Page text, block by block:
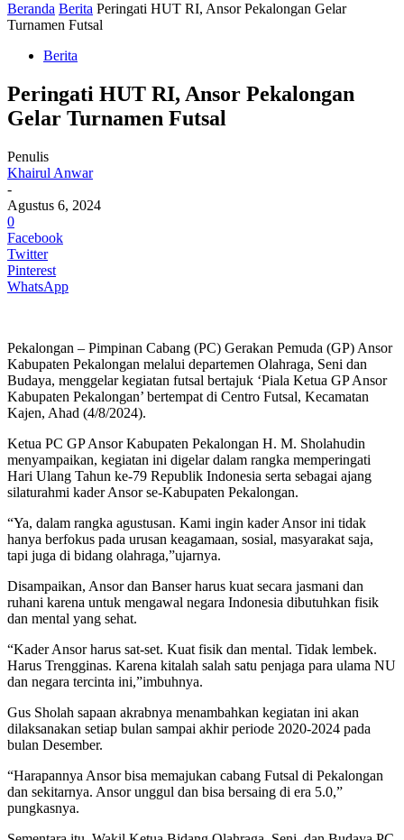
Beranda Berita Peringati HUT RI, Ansor Pekalongan Gelar
Turnamen Futsal
Berita
Peringati HUT RI, Ansor Pekalongan
Gelar Turnamen Futsal
Penulis
Khairul Anwar
-
Agustus 6, 2024
0
Facebook
Twitter
Pinterest
WhatsApp
Pekalongan – Pimpinan Cabang (PC) Gerakan Pemuda (GP) Ansor
Kabupaten Pekalongan melalui departemen Olahraga, Seni dan
Budaya, menggelar kegiatan futsal bertajuk ‘Piala Ketua GP Ansor
Kabupaten Pekalongan’ bertempat di Centro Futsal, Kecamatan
Kajen, Ahad (4/8/2024).
Ketua PC GP Ansor Kabupaten Pekalongan H. M. Sholahudin
menyampaikan, kegiatan ini digelar dalam rangka memperingati
Hari Ulang Tahun ke-79 Republik Indonesia serta sebagai ajang
silaturahmi kader Ansor se-Kabupaten Pekalongan.
“Ya, dalam rangka agustusan. Kami ingin kader Ansor ini tidak
hanya berfokus pada urusan keagamaan, sosial, masyarakat saja,
tapi juga di bidang olahraga,”ujarnya.
Disampaikan, Ansor dan Banser harus kuat secara jasmani dan
ruhani karena untuk mengawal negara Indonesia dibutuhkan fisik
dan mental yang sehat.
“Kader Ansor harus sat-set. Kuat fisik dan mental. Tidak lembek.
Harus Trengginas. Karena kitalah salah satu penjaga para ulama NU
dan negara tercinta ini,”imbuhnya.
Gus Sholah sapaan akrabnya menambahkan kegiatan ini akan
dilaksanakan setiap bulan sampai akhir periode 2020-2024 pada
bulan Desember.
“Harapannya Ansor bisa memajukan cabang Futsal di Pekalongan
dan sekitarnya. Ansor unggul dan bisa bersaing di era 5.0,”
pungkasnya.